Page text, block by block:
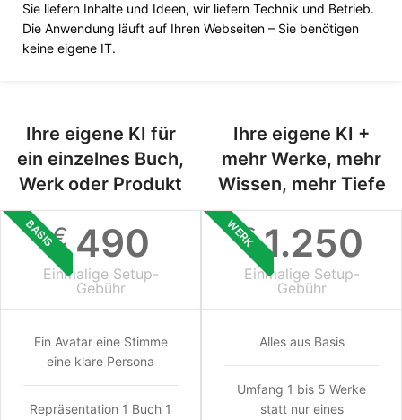
Sie liefern Inhalte und Ideen, wir liefern Technik und Betrieb.
Die Anwendung läuft auf Ihren Webseiten – Sie benötigen
keine eigene IT.
Ihre eigene KI für
ein einzelnes Buch,
Werk oder Produkt
BASIS€ 490
Einmalige Setup-
Gebühr
Ein Avatar eine Stimme
eine klare Persona
Repräsentation 1 Buch 1
Ihre eigene KI +
mehr Werke, mehr
Wissen, mehr Tiefe
WERK
€1.250
Einmalige Setup-
Gebühr
Alles aus Basis
Umfang 1 bis 5 Werke
statt nur eines